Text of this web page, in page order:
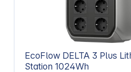
EcoFlow DELTA 3 Plus Lithium Power
Station 1024Wh